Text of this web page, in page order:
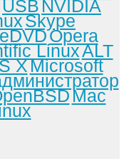
USBNVIDIA
Skype
Opera
LinuxALT
XMicrosoft
Mac